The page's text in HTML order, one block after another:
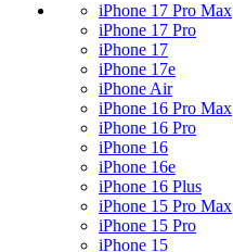
iPhone 17 Pro Max
iPhone 17 Pro
iPhone 17
iPhone 17e
iPhone Air
iPhone 16 Pro Max
iPhone 16 Pro
iPhone 16
iPhone 16e
iPhone 16 Plus
iPhone 15 Pro Max
iPhone 15 Pro
iPhone 15